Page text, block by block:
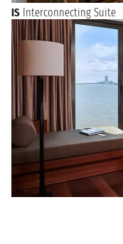
IS Interconnecting Suite